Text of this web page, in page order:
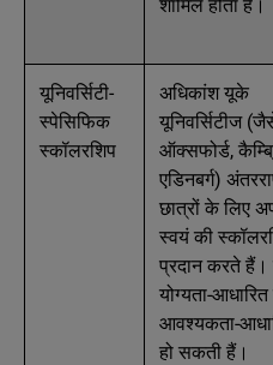
शामिल होता है।
यूनिवर्सिटी-
स्पेसिफिक
स्कॉलरशिप
अधिकांश यूके
यूनिवर्सिटीज
ऑक्सफोर्ड,
एडिनबर्ग)
छात्रों के लिए
स्वयं की
प्रदान करते हैं।
योग्यता-आधारित
आवश्यकता-
हो सकती हैं।